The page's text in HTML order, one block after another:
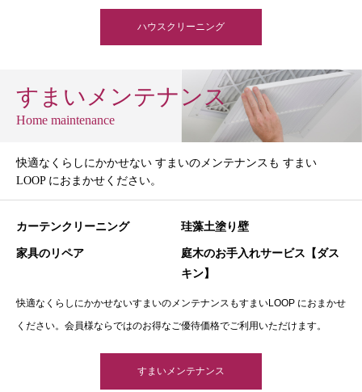
ハウスクリーニング
すまいメンテナンス
Home maintenance
快適なくらしにかかせない すまいのメンテナンスも すまい
LOOP におまかせください。
カーテンクリーニング 珪藻土塗り壁
家具のリペア
庭木のお手入れサービス【ダス
キン】
快適なくらしにかかせないすまいのメンテナンスもすまいLOOP におまかせ
ください。会員様ならではのお得なご優待価格でご利用いただけます。
すまいメンテナンス